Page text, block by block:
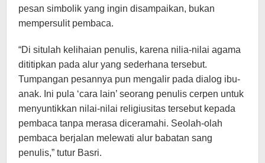
pesan simbolik yang ingin disampaikan, bukan
mempersulit pembaca.
“Di situlah kelihaian penulis, karena nilia-nilai agama
dititipkan pada alur yang sederhana tersebut.
Tumpangan pesannya pun mengalir pada dialog ibu-
anak. Ini pula ‘cara lain’ seorang penulis cerpen untuk
menyuntikkan nilai-nilai religiusitas tersebut kepada
pembaca tanpa merasa diceramahi. Seolah-olah
pembaca berjalan melewati alur babatan sang
penulis,” tutur Basri.